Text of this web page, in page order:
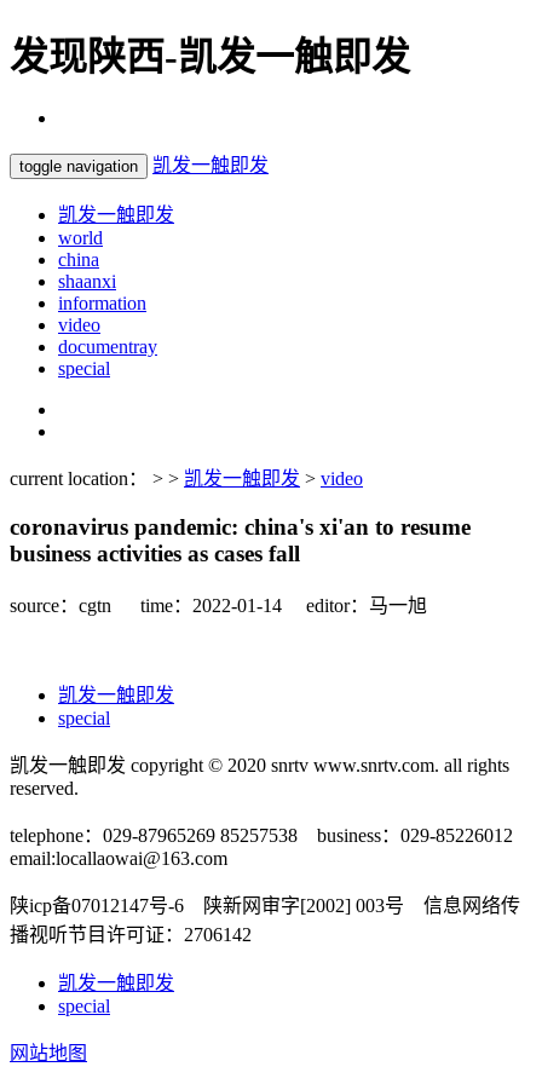
发现陕西-凯发一触即发
toggle navigation 凯发一触即发
凯发一触即发
world
china
shaanxi
information
video
documentray
special
current location： > > 凯发一触即发 > video
coronavirus pandemic: china's xi'an to resume
business activities as cases fall
source：cgtn time：2022-01-14 editor：马一旭
凯发一触即发
special
凯发一触即发 copyright © 2020 snrtv www.snrtv.com. all rights
reserved.
telephone：029-87965269 85257538 business：029-85226012
email:locallaowai@163.com
陕icp备07012147号-6 陕新网审字[2002] 003号 信息网络传
播视听节目许可证：2706142
凯发一触即发
special
网站地图